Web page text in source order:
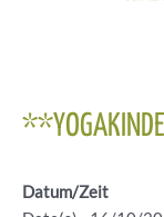
Datum/Zeit